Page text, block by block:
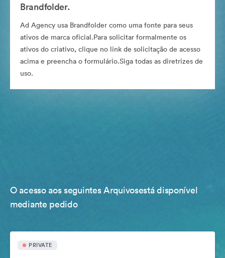
Brandfolder.
Ad Agency usa Brandfolder como uma fonte para seus
ativos de marca oficial.Para solicitar formalmente os
ativos do criativo, clique no link de solicitação de acesso
acima e preencha o formulário.Siga todas as diretrizes de
uso.
O acesso aos seguintes Arquivosestá disponível
mediante pedido
PRIVATE